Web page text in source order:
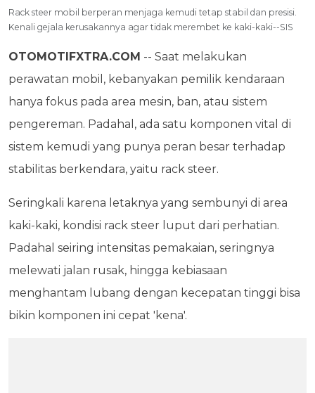
Rack steer mobil berperan menjaga kemudi tetap stabil dan presisi.
Kenali gejala kerusakannya agar tidak merembet ke kaki-kaki--SIS
OTOMOTIFXTRA.COM -- Saat melakukan
perawatan mobil, kebanyakan pemilik kendaraan
hanya fokus pada area mesin, ban, atau sistem
pengereman. Padahal, ada satu komponen vital di
sistem kemudi yang punya peran besar terhadap
stabilitas berkendara, yaitu rack steer.
Seringkali karena letaknya yang sembunyi di area
kaki-kaki, kondisi rack steer luput dari perhatian.
Padahal seiring intensitas pemakaian, seringnya
melewati jalan rusak, hingga kebiasaan
menghantam lubang dengan kecepatan tinggi bisa
bikin komponen ini cepat 'kena'.